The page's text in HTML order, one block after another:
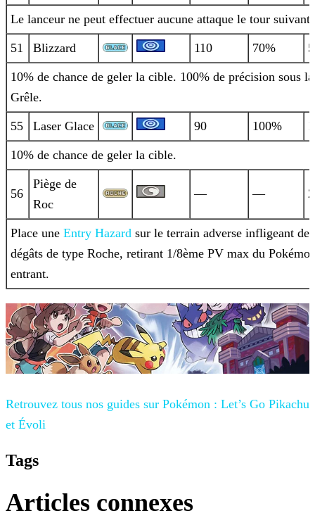
Le lanceur ne peut effectuer aucune attaque le tour suivant.
51 Blizzard 110 70% 5
10% de chance de geler la cible. 100% de précision sous la
Grêle.
55 Laser Glace 90 100%
10% de chance de geler la cible.
56
Piège de
Roc
— —
Place une Entry Hazard sur le terrain adverse infligeant des
dégâts de type Roche, retirant 1/8ème PV max du
entrant.
Retrouvez tous nos guides sur Pokémon : Let’s Go Pikachu
et Évoli
Tags
Articles connexes